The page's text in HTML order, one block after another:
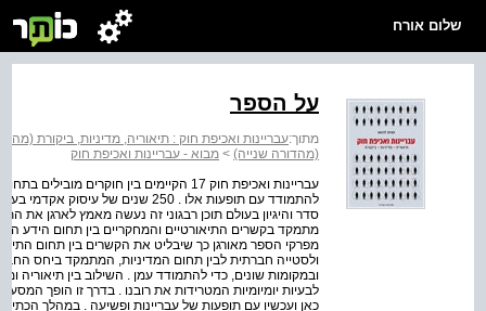
שלום אורח
על הספר
מתוך:עבריינות ואכיפת חוק : תיאוריה, מדיניות, ביקורת
(מהדורה שנייה) > מבוא - עבריינות ואכיפת חוק
עבריינות ואכיפת חוק 17 הקיימים בין
להתמודד עם תופעות אלו . 250 שנים
סדר והיגיון בעולם תוכן רבגוני זה נעשה מאמץ לארגן את
מתמקד בקשרים התיאורטיים והמחקריים בין תחום הידע
מפרקי הספר מאורגן כך שיבליט את הקשרים בין תחום
ולסטייה חברתית לבין תחום המדיניות, המתמקד ביחס
ובמקומות שונים, כדי להתמודד עמן . השילוב בין תיאוריה
לבעיות יומיומיות המטרידות את רובנו . בדרך זו הופך
כאן ועכשיו עם תופעות של עבריינות ופשיעה . במהלך